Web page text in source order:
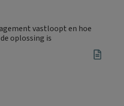
vastloopt en hoe
oplossing is